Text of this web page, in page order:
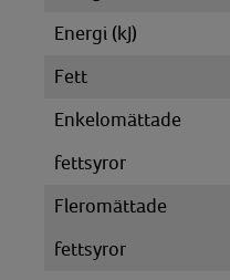
Energi (kJ)
Fett
Enkelomättade
fettsyror
Fleromättade
fettsyror